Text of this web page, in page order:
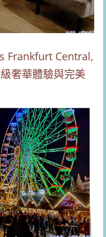
Frankfurt Central,
奢華體驗與完美